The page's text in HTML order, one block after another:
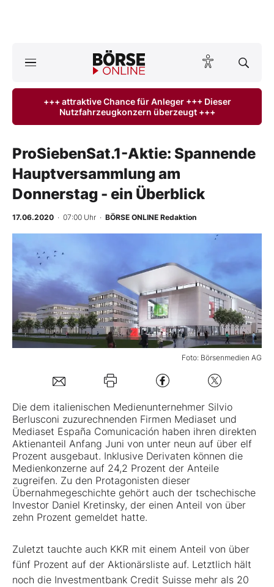
Anlageprodukte
Finanz-Check
Abo & Shop
BO-Musterdepots
Experten
Mein B:O
Mein Konto
Folgen Sie uns
+++ attraktive Chance für Anleger +++ Dieser
Nutzfahrzeugkonzern überzeugt +++
ProSiebenSat.1-Aktie: Spannende
Hauptversammlung am
Donnerstag - ein Überblick
17.06.2020 · 07:00 Uhr · BÖRSE ONLINE Redaktion
Foto: Börsenmedien AG
Die dem italienischen Medienunternehmer Silvio
Berlusconi zuzurechnenden Firmen Mediaset und
Mediaset España Comunicación haben ihren direkten
Aktienanteil Anfang Juni von unter neun auf über elf
Prozent ausgebaut. Inklusive Derivaten können die
Medienkonzerne auf 24,2 Prozent der Anteile
zugreifen. Zu den Protagonisten dieser
Übernahmegeschichte gehört auch der tschechische
Investor Daniel Kretinsky, der einen Anteil von über
zehn Prozent gemeldet hatte.
Zuletzt tauchte auch KKR mit einem Anteil von über
fünf Prozent auf der Aktionärsliste auf. Letztlich hält
noch die Investmentbank Credit Suisse mehr als 20